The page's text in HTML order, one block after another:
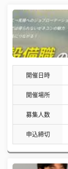
開催日時
開催場所
募集人数
申込締切